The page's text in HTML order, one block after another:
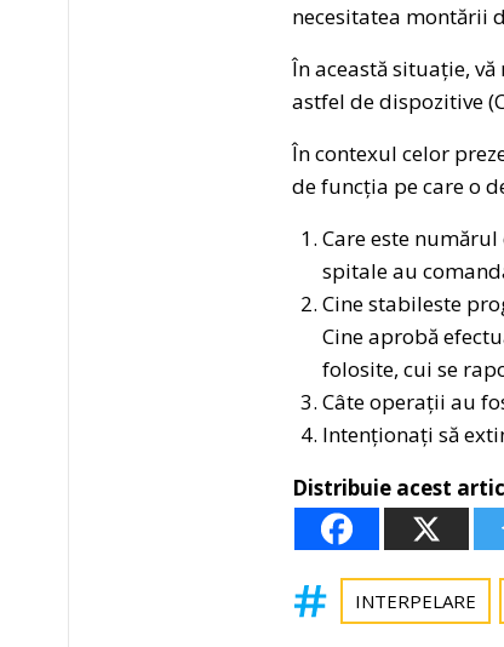
necesitatea montării
În această situație,
astfel de dispozitive
În contexul celor
de funcția pe care o
Care este
spitale au
Cine stabileste
Cine aprobă
folosite, cui se
Câte operații au
Intenționați să
Distribuie acest
INTERPELARE